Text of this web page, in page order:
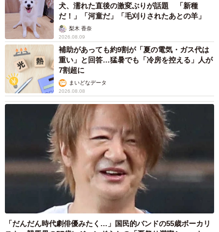
犬、濡れた直後の激変ぶりが話題 「新種
だ！」「河童だ」「毛刈りされたあとの羊」
梨木 香奈
2026.08.09
補助があっても約9割が「夏の電気・ガス代は
重い」と回答…猛暑でも「冷房を控える」人が
7割超に
まいどなデータ
2026.08.08
「だんだん時代劇俳優みたく…」国民的バンドの55歳ボーカリ